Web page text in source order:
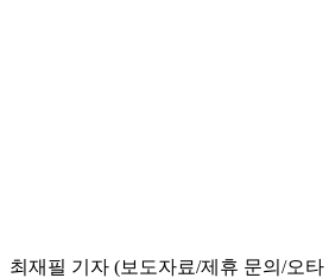
최재필 기자 (보도자료/제휴 문의/오타